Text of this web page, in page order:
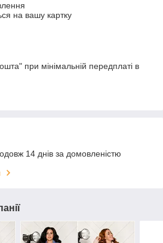
на вашу картку
при мінімальній передплаті в
14 днів за домовленістю